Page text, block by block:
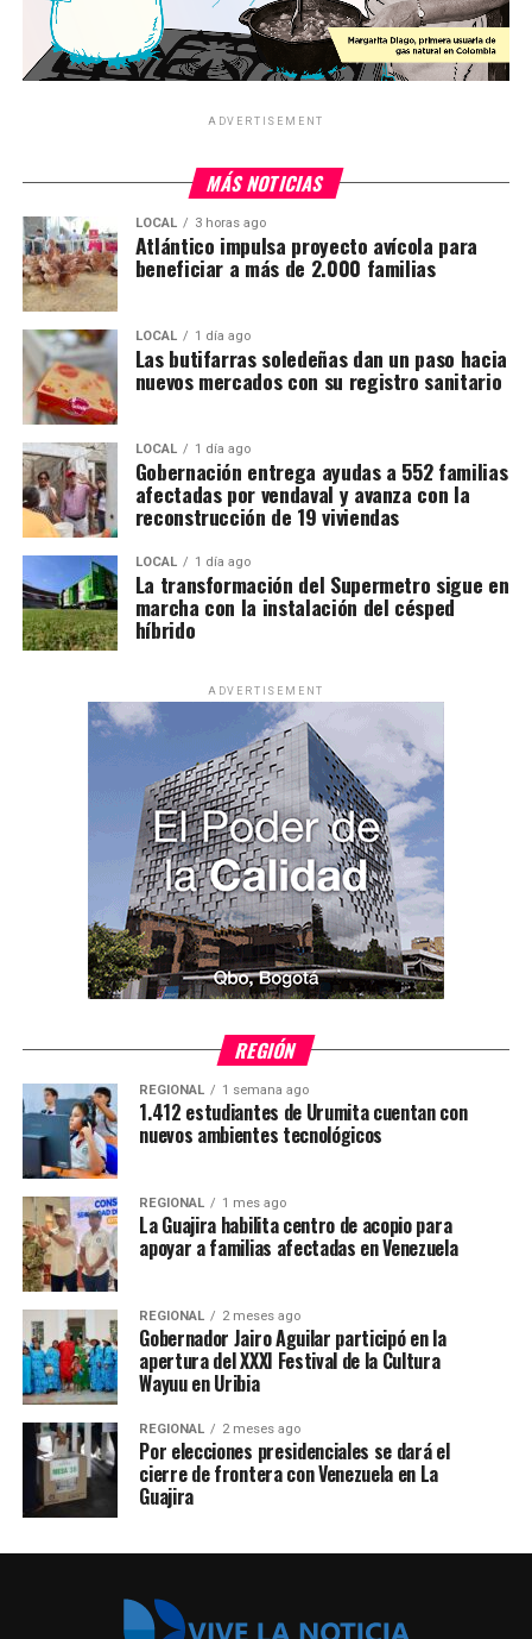
ADVERTISEMENT
MÁS NOTICIAS
LOCAL 3 horas ago
Atlántico impulsa proyecto avícola para
beneficiar a más de 2.000 familias
LOCAL 1 día ago
Las butifarras soledeñas dan un paso hacia
nuevos mercados con su registro sanitario
LOCAL 1 día ago
Gobernación entrega ayudas a 552 familias
afectadas por vendaval y avanza con la
reconstrucción de 19 viviendas
LOCAL 1 día ago
La transformación del Supermetro sigue en
marcha con la instalación del césped
híbrido
ADVERTISEMENT
REGIÓN
REGIONAL 1 semana ago
1.412 estudiantes de Urumita cuentan con
nuevos ambientes tecnológicos
REGIONAL 1 mes ago
La Guajira habilita centro de acopio para
apoyar a familias afectadas en Venezuela
REGIONAL 2 meses ago
Gobernador Jairo Aguilar participó en la
apertura del XXXI Festival de la Cultura
Wayuu en Uribia
REGIONAL 2 meses ago
Por elecciones presidenciales se dará el
cierre de frontera con Venezuela en La
Guajira